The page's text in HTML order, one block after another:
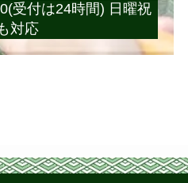
受付は24時間) 日曜祝
対応